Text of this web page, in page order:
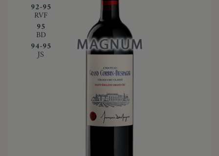
‍92-95
RVF
‍95
BD
‍94-95
JS